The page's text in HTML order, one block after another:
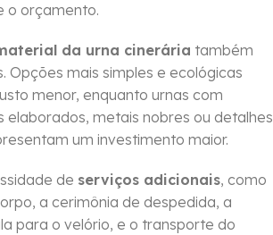
o orçamento.
da urna cinerária também
Opções mais simples e ecológicas
menor, enquanto urnas com
elaborados, metais nobres ou detalhes
um investimento maior.
de serviços adicionais, como
a cerimônia de despedida, a
para o velório, e o transporte do